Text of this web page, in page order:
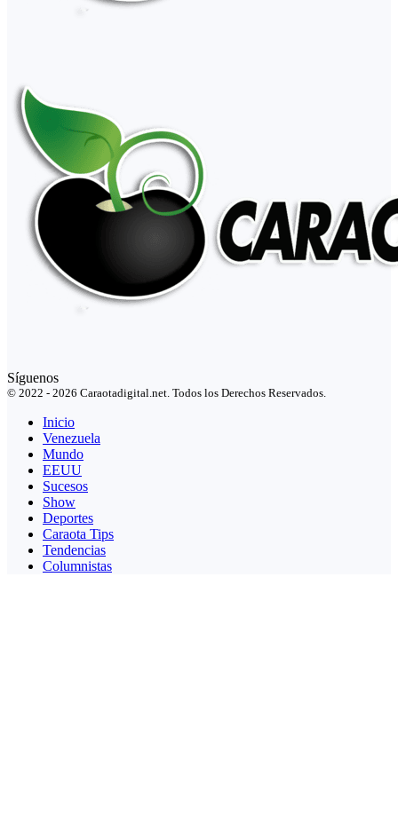
Síguenos
© 2022 - 2026 Caraotadigital.net. Todos los Derechos Reservados.
Inicio
Venezuela
Mundo
EEUU
Sucesos
Show
Deportes
Caraota Tips
Tendencias
Columnistas